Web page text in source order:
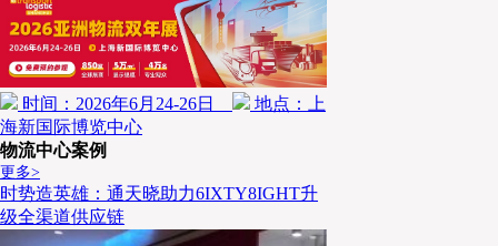
时间：2026年6月24-26日
地点：上
海新国际博览中心
物流中心案例
更多>
时势造英雄：通天晓助力6IXTY8IGHT升
级全渠道供应链